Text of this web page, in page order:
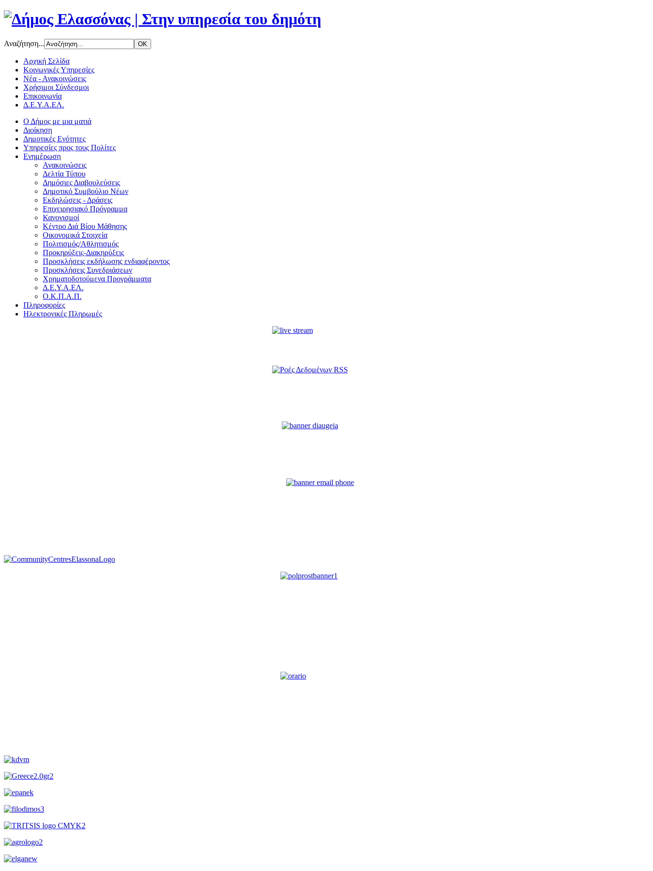
Αναζήτηση...
Αρχική Σελίδα
Κοινωνικές Υπηρεσίες
Νέα - Ανακοινώσεις
Χρήσιμοι Σύνδεσμοι
Επικοινωνία
Δ.Ε.Υ.Α.ΕΛ.
Ο Δήμος με μια ματιά
Διοίκηση
Δημοτικές Ενότητες
Υπηρεσίες προς τους Πολίτες
Ενημέρωση
Ανακοινώσεις
Δελτία Τύπου
Δημόσιες Διαβουλεύσεις
Δημοτικό Συμβούλιο Νέων
Εκδηλώσεις - Δράσεις
Επιχειρησιακό Πρόγραμμα
Κανονισμοί
Κέντρο Διά Βίου Μάθησης
Οικονομικά Στοιχεία
Πολιτισμός/Αθλητισμός
Προκηρύξεις-Διακηρύξεις
Προσκλήσεις εκδήλωσης ενδιαφέροντος
Προσκλήσεις Συνεδριάσεων
Χρηματοδοτούμενα Προγράμματα
Δ.Ε.Υ.Α.ΕΛ.
Ο.Κ.Π.Α.Π.
Πληροφορίες
Ηλεκτρονικές Πληρωμές